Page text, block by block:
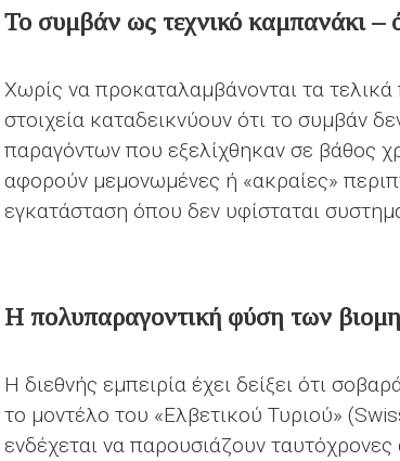
Το συμβάν ως τεχνικό καμπανάκι –
Χωρίς να προκαταλαμβάνονται τα
στοιχεία καταδεικνύουν ότι το συμβάν
παραγόντων που εξελίχθηκαν σε βάθος
αφορούν μεμονωμένες ή «ακραίες»
εγκατάσταση όπου δεν υφίσταται
Η πολυπαραγοντική φύση των
Η διεθνής εμπειρία έχει δείξει ότι
το μοντέλο του «Ελβετικού Τυριού»
ενδέχεται να παρουσιάζουν